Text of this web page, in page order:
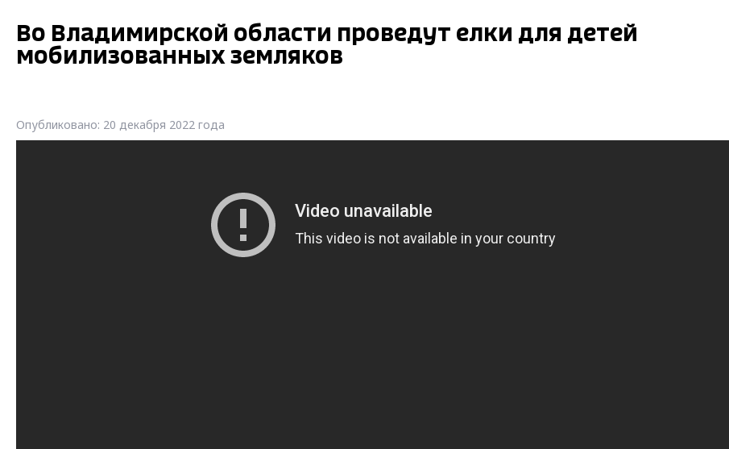
Во Владимирской области проведут елки для детей
мобилизованных земляков
Опубликовано: 20 декабря 2022 года